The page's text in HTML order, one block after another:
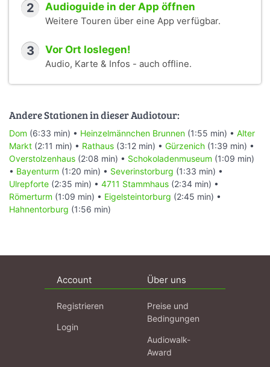
2 Audioguide in der App öffnen
Weitere Touren über eine App verfügbar.
3 Vor Ort loslegen!
Audio, Karte & Infos - auch offline.
Andere Stationen in dieser Audiotour:
Dom (6:33 min) • Heinzelmännchen Brunnen (1:55 min) • Alter
Markt (2:11 min) • Rathaus (3:12 min) • Gürzenich (1:39 min) •
Overstolzenhaus (2:08 min) • Schokoladenmuseum (1:09 min)
• Bayenturm (1:20 min) • Severinstorburg (1:33 min) •
Ulrepforte (2:35 min) • 4711 Stammhaus (2:34 min) •
Römerturm (1:09 min) • Eigelsteintorburg (2:45 min) •
Hahnentorburg (1:56 min)
Account
Registrieren
Login
Über uns
Preise und
Bedingungen
Audiowalk-
Award